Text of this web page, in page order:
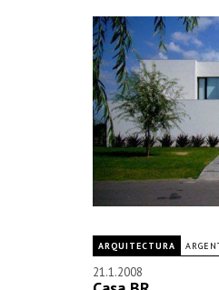
ARQUITECTURA
21.1.2008